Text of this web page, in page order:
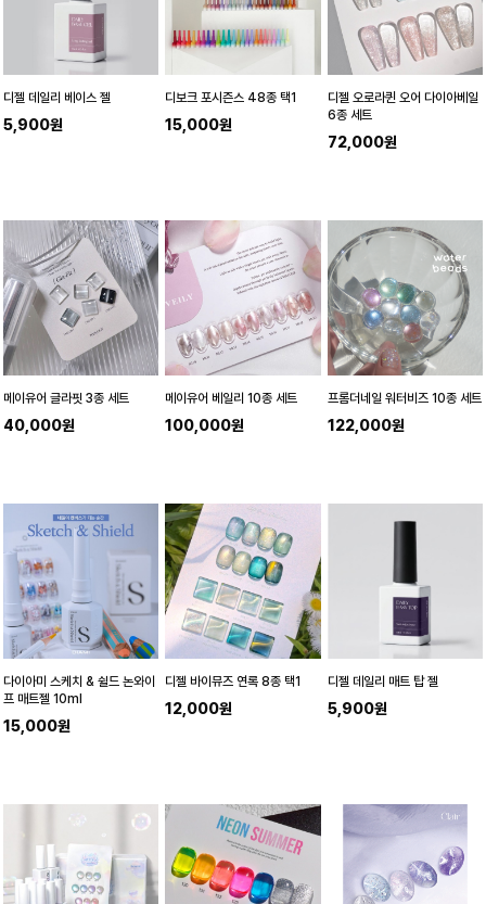
디젤 데일리 베이스 젤
5,900원
디보크 포시즌스 48종 택1
15,000원
디젤 오로라퀸 오어 다이아베일
6종 세트
72,000원
메이유어 글라핏 3종 세트
40,000원
메이유어 베일리 10종 세트
100,000원
프롬더네일 워터비즈 10종 세트
122,000원
다이아미 스케치 & 쉴드 논와이
프 매트젤 10ml
15,000원
디젤 바이뮤즈 연록 8종 택1
12,000원
디젤 데일리 매트 탑 젤
5,900원